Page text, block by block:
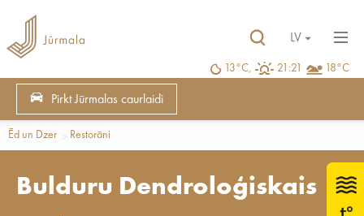
13°C, 21:21 18°C
LV
Pirkt Jūrmalas caurlaidi
Ēd un Dzer Restorāni
Bulduru Dendroloģiskais